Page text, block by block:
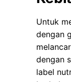
Untuk
dеngаn
dеngаn
lаbеl